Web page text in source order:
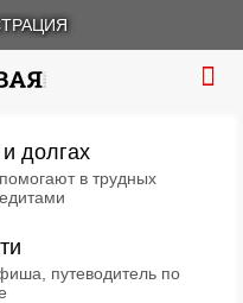
долгах
в трудных
путеводитель по